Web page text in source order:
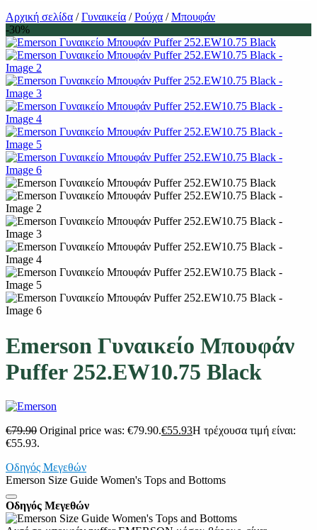
Αρχική σελίδα / Γυναικεία / Ρούχα / Μπουφάν
-30%
Emerson Γυναικείο Μπουφάν
Puffer 252.EW10.75 Black
€79.90 Original price was: €79.90.€55.93Η τρέχουσα τιμή είναι:
€55.93.
Οδηγός Μεγεθών
Emerson Size Guide Women's Tops and Bottoms
Οδηγός Μεγεθών